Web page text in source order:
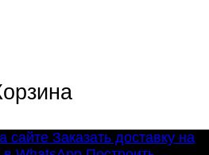
сайте Заказать доставку на